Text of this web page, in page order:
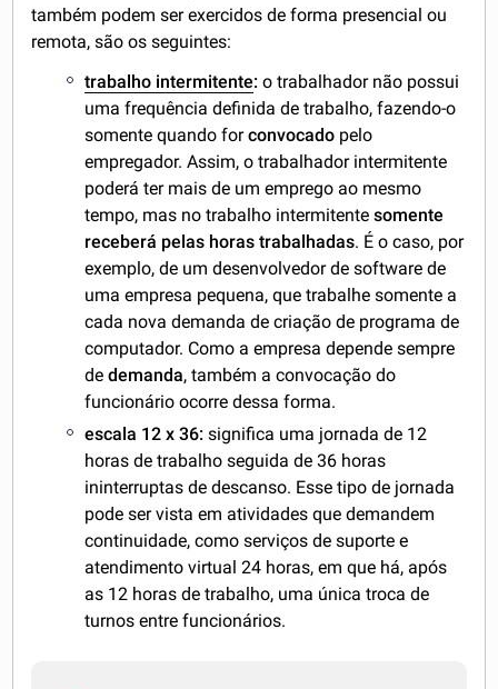
também podem ser exercidos de forma presencial ou
remota, são os seguintes:
trabalho intermitente:o trabalhador não possui
uma frequência definida de trabalho, fazendo-o
somente quando forconvocado pelo
empregador. Assim, o trabalhador intermitente
poderá ter mais de um emprego ao mesmo
tempo, mas no trabalho intermitentesomente
receberá pelas horas trabalhadas. É o caso, por
exemplo, de um desenvolvedor de software de
uma empresa pequena, que trabalhe somente a
cada nova demanda de criação de programa de
computador. Como a empresa depende sempre
dedemanda, também a convocação do
funcionário ocorre dessa forma.
escala 12 x 36: significa uma jornada de 12
horas de trabalho seguida de 36 horas
ininterruptas de descanso. Esse tipo de jornada
pode ser vista em atividades que demandem
continuidade, como serviços de suporte e
atendimento virtual 24 horas, em que há, após
as 12 horas de trabalho, uma única troca de
turnos entre funcionários.